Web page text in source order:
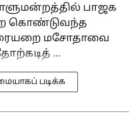
பாஜக
கொண்டுவந்த
மசோதாவை
...
படிக்க